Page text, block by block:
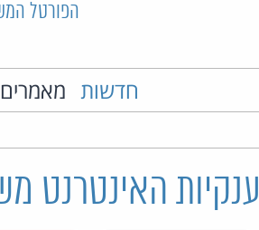
הפורטל
חדשות מאמרים
ענקיות האינטרנט